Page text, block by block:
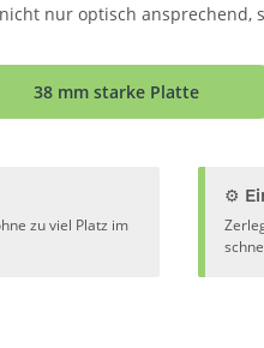
nur optisch
38 mm starke Platte
zu viel Platz im
⚙️